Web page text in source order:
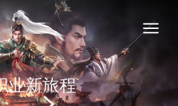
业新旅程